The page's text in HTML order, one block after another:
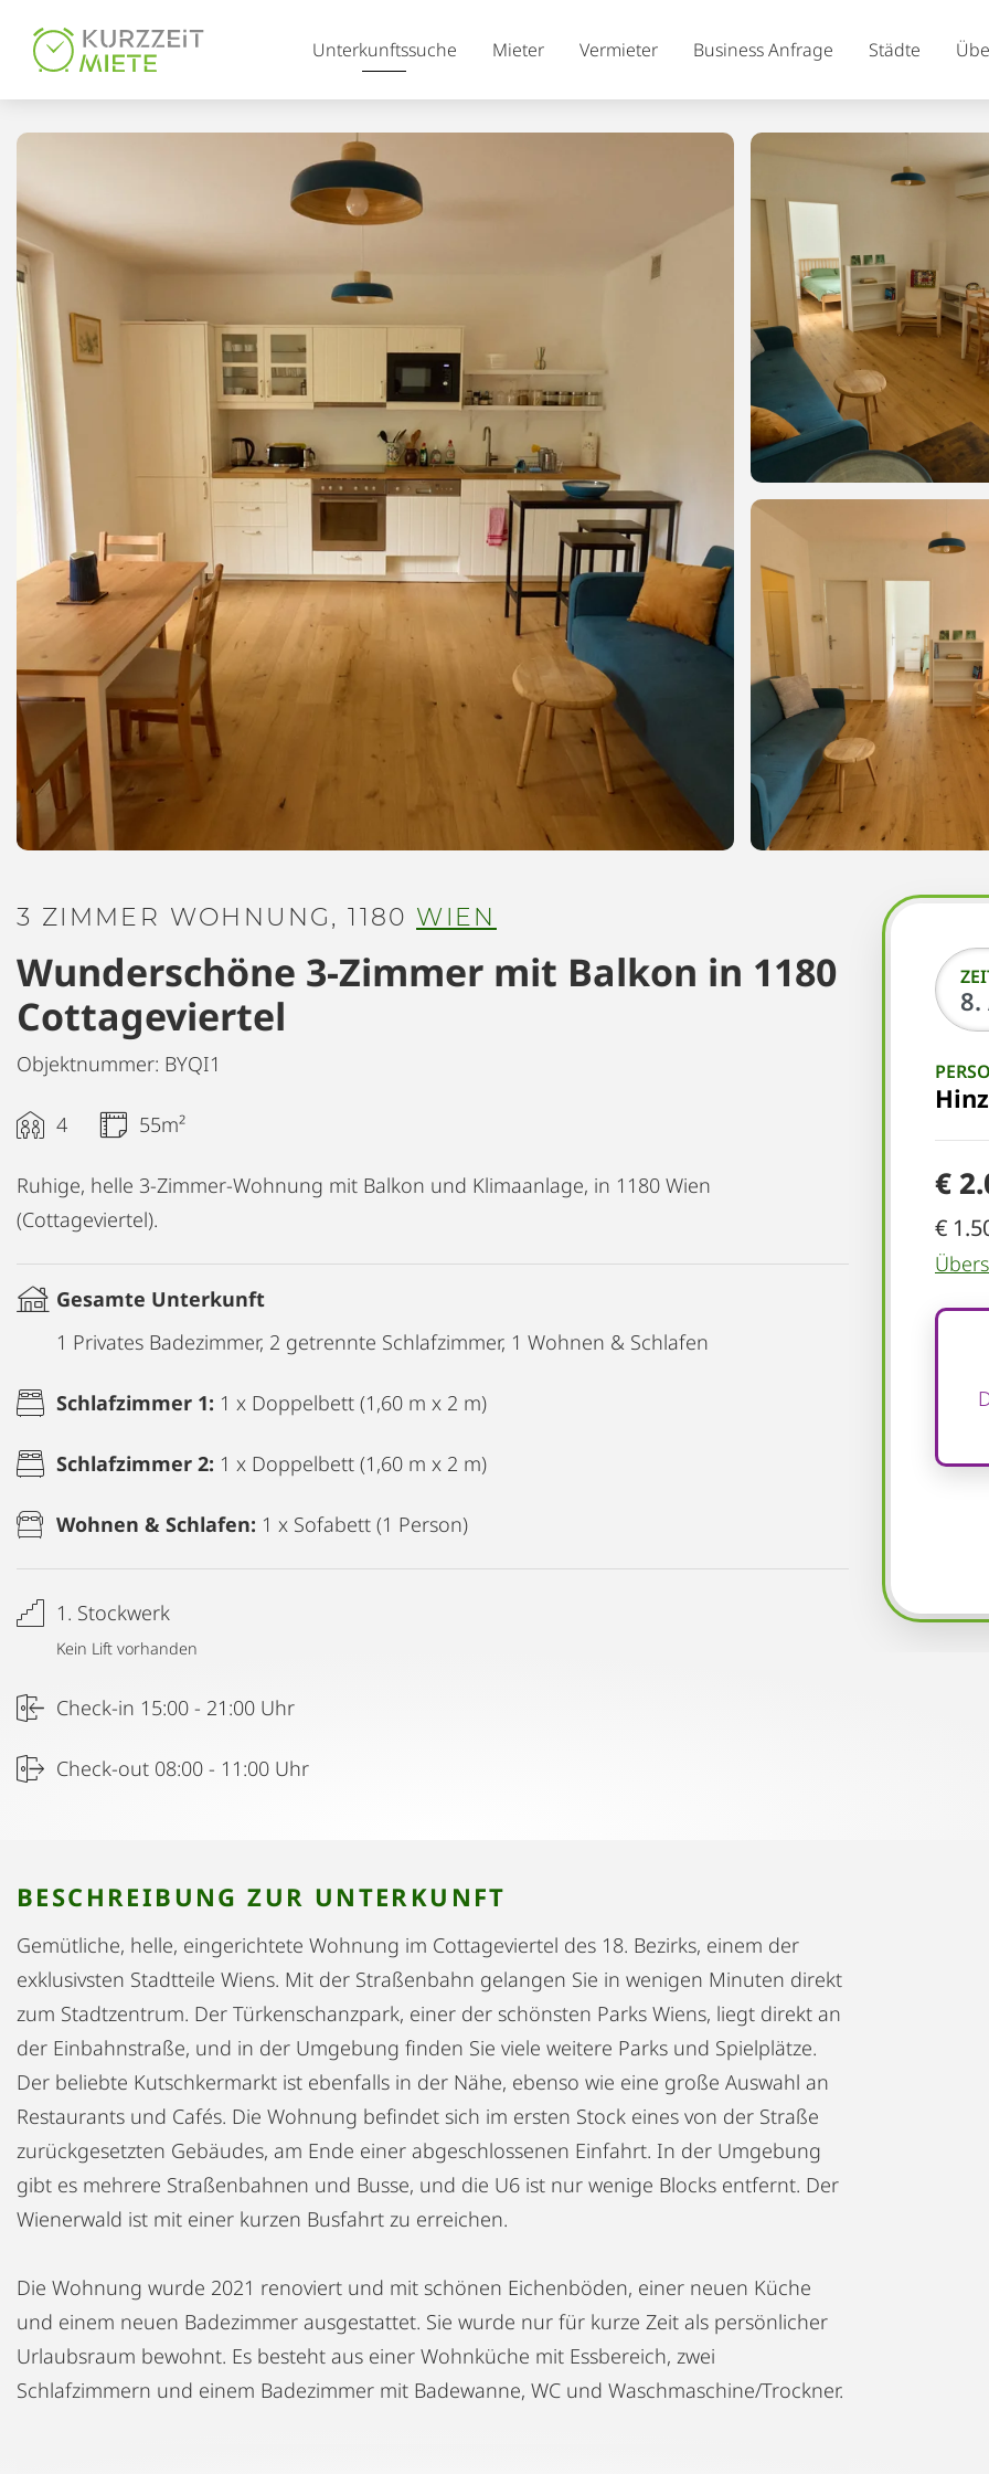
Unterkunftssuche Mieter Vermieter Business Anfrage Städte
€
€
3 ZIMMER WOHNUNG, 1180 WIEN
Wunderschöne 3-Zimmer mit Balkon in 1180
Cottageviertel
Objektnummer: BYQI1
4 55m²
Ruhige, helle 3-Zimmer-Wohnung mit Balkon und Klimaanlage, in 1180 Wien
(Cottageviertel).
Gesamte Unterkunft
1 Privates Badezimmer, 2 getrennte Schlafzimmer, 1 Wohnen & Schlafen
Schlafzimmer 1: 1 x Doppelbett (1,60 m x 2 m)
Schlafzimmer 2: 1 x Doppelbett (1,60 m x 2 m)
Wohnen & Schlafen: 1 x Sofabett (1 Person)
1. Stockwerk
Kein Lift vorhanden
Check-in 15:00 - 21:00 Uhr
Check-out 08:00 - 11:00 Uhr
BESCHREIBUNG ZUR UNTERKUNFT
Gemütliche, helle, eingerichtete Wohnung im Cottageviertel des 18. Bezirks, einem der
exklusivsten Stadtteile Wiens. Mit der Straßenbahn gelangen Sie in wenigen Minuten direkt
zum Stadtzentrum. Der Türkenschanzpark, einer der schönsten Parks Wiens, liegt direkt an
der Einbahnstraße, und in der Umgebung finden Sie viele weitere Parks und Spielplätze.
Der beliebte Kutschkermarkt ist ebenfalls in der Nähe, ebenso wie eine große Auswahl an
Restaurants und Cafés. Die Wohnung befindet sich im ersten Stock eines von der Straße
zurückgesetzten Gebäudes, am Ende einer abgeschlossenen Einfahrt. In der Umgebung
gibt es mehrere Straßenbahnen und Busse, und die U6 ist nur wenige Blocks entfernt. Der
Wienerwald ist mit einer kurzen Busfahrt zu erreichen.
Die Wohnung wurde 2021 renoviert und mit schönen Eichenböden, einer neuen Küche
und einem neuen Badezimmer ausgestattet. Sie wurde nur für kurze Zeit als persönlicher
Urlaubsraum bewohnt. Es besteht aus einer Wohnküche mit Essbereich, zwei
Schlafzimmern und einem Badezimmer mit Badewanne, WC und Waschmaschine/Trockner.